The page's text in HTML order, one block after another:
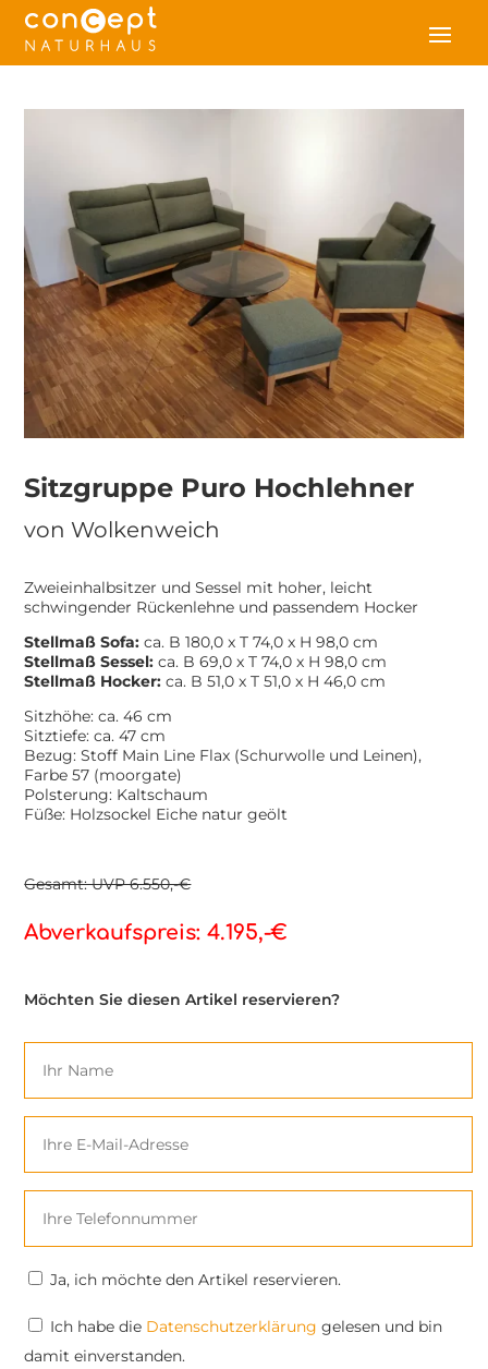
Sitzgruppe Puro Hochlehner
von Wolkenweich
Zweieinhalbsitzer und Sessel mit hoher, leicht
schwingender Rückenlehne und passendem Hocker
Stellmaß Sofa: ca. B 180,0 x T 74,0 x H 98,0 cm
Stellmaß Sessel: ca. B 69,0 x T 74,0 x H 98,0 cm
Stellmaß Hocker: ca. B 51,0 x T 51,0 x H 46,0 cm
Sitzhöhe: ca. 46 cm
Sitztiefe: ca. 47 cm
Bezug: Stoff Main Line Flax (Schurwolle und Leinen),
Farbe 57 (moorgate)
Polsterung: Kaltschaum
Füße: Holzsockel Eiche natur geölt
Gesamt: UVP 6.550,-€
Abverkaufspreis: 4.195,-€
Möchten Sie diesen Artikel reservieren?
Ja, ich möchte den Artikel reservieren.
Ich habe die Datenschutzerklärung gelesen und bin
damit einverstanden.